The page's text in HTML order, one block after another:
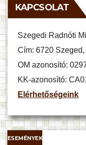
KAPCSOLAT
Szegedi Radnóti
Cím: 6720
OM azonosító:
KK-azonosító:
Elérhetőségeink
ESEMÉNYEK